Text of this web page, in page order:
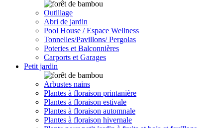
Outillage
Abri de jardin
Pool House / Espace Wellness
Tonnelles/Pavillons/ Pergolas
Poteries et Balconnières
Carports et Garages
Petit jardin
Arbustes nains
Plantes à floraison printanière
Plantes à floraison estivale
Plantes à floraison automnale
Plantes à floraison hivernale